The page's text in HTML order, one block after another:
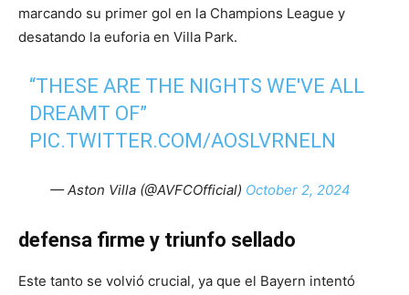
marcando su primer gol en la Champions League y
desatando la euforia en Villa Park.
“THESE ARE THE NIGHTS WE'VE ALL
DREAMT OF”
PIC.TWITTER.COM/AOSLVRNELN
— Aston Villa (@AVFCOfficial) October 2, 2024
defensa firme y triunfo sellado
Este tanto se volvió crucial, ya que el Bayern intentó